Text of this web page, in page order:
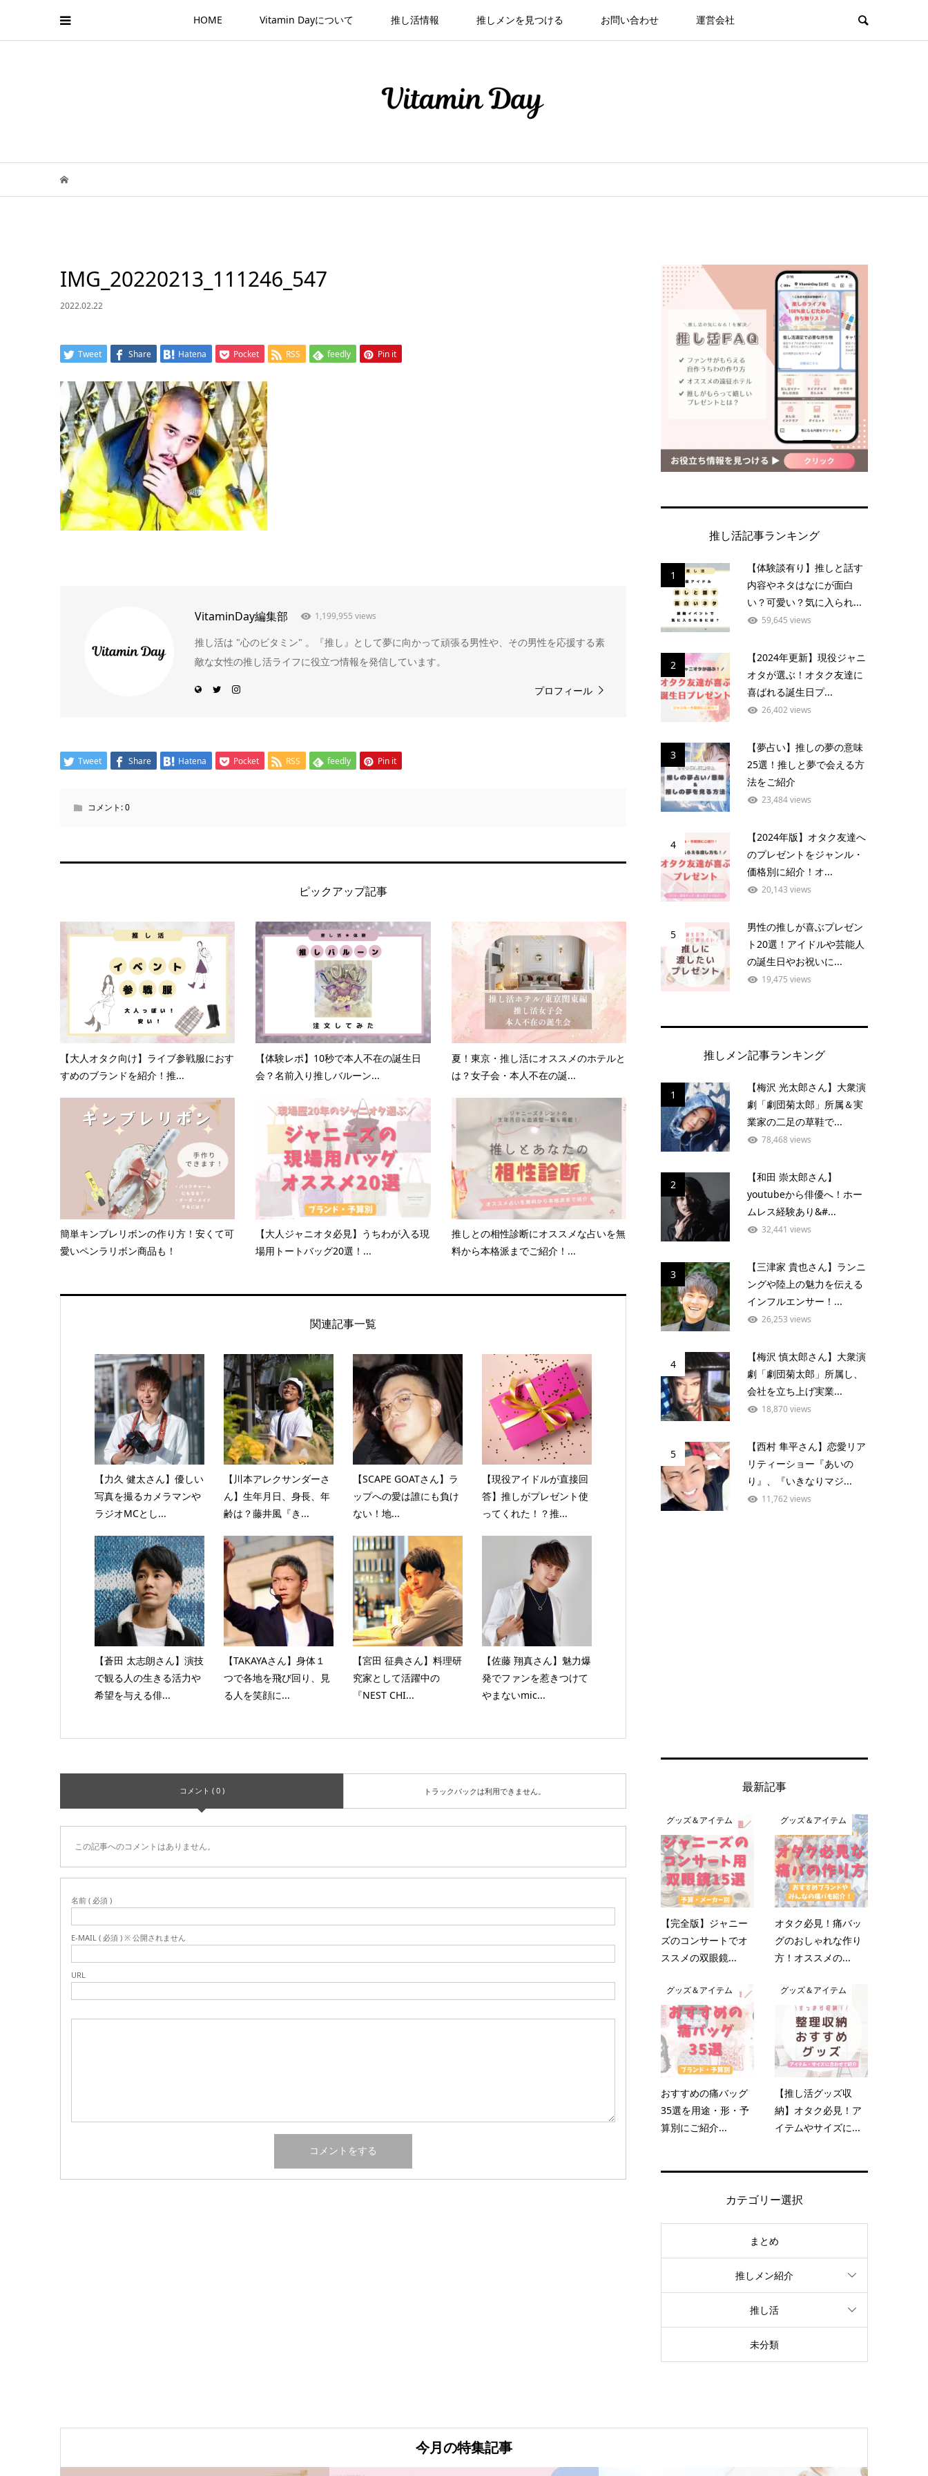
HOME Vitamin Dayについて 推し活情報 推しメンを見つける お問い合わせ 運営会社
IMG_20220213_111246_547
2022.02.22
Tweet Share Hatena Pocket RSS feedly Pin it
VitaminDay編集部 1,199,955 views
推し活は "心のビタミン" 。『推し』として夢に向かって頑張る男性や、その男性を応援する素
敵な女性の推し活ライフに役立つ情報を発信しています。
プロフィール
Tweet Share Hatena Pocket RSS feedly Pin it
コメント:0
ピックアップ記事
【大人オタク向け】ライブ参戦服におす
すめのブランドを紹介！推...
【体験レポ】10秒で本人不在の誕生日
会？名前入り推しバルーン...
夏！東京・推し活にオススメのホテルと
は？女子会・本人不在の誕...
簡単キンブレリボンの作り方！安くて可
愛いペンラリボン商品も！
【大人ジャニオタ必見】うちわが入る現
場用トートバッグ20選！...
推しとの相性診断にオススメな占いを無
料から本格派までご紹介！...
関連記事一覧
【力久 健太さん】優しい
写真を撮るカメラマンや
ラジオMCとし...
【川本アレクサンダーさ
ん】生年月日、身長、年
齢は？藤井風『き...
【SCAPE GOATさん】ラ
ップへの愛は誰にも負け
ない！地...
【現役アイドルが直接回
答】推しがプレゼント使
ってくれた！？推...
【蒼田 太志朗さん】演技
で観る人の生きる活力や
希望を与える俳...
【TAKAYAさん】身体１
つで各地を飛び回り、見
る人を笑顔に...
【宮田 征典さん】料理研
究家として活躍中の
『NEST CHI...
【佐藤 翔真さん】魅力爆
発でファンを惹きつけて
やまないmic...
コメント ( 0 ) トラックバックは利用できません。
この記事へのコメントはありません。
名前 ( 必須 )
E-MAIL ( 必須 ) ※ 公開されません
URL
推し活記事ランキング
1
【体験談有り】推しと話す
内容やネタはなにが面白
い？可愛い？気に入られ...
59,645 views
2
【2024年更新】現役ジャニ
オタが選ぶ！オタク友達に
喜ばれる誕生日プ...
26,402 views
3
【夢占い】推しの夢の意味
25選！推しと夢で会える方
法をご紹介
23,484 views
4
【2024年版】オタク友達へ
のプレゼントをジャンル・
価格別に紹介！オ...
20,143 views
5
男性の推しが喜ぶプレゼン
ト20選！アイドルや芸能人
の誕生日やお祝いに...
19,475 views
推しメン記事ランキング
1
【梅沢 光太郎さん】大衆演
劇「劇団菊太郎」所属＆実
業家の二足の草鞋で...
78,468 views
2
【和田 崇太郎さん】
youtubeから俳優へ！ホー
ムレス経験あり&#...
32,441 views
3
【三津家 貴也さん】ランニ
ングや陸上の魅力を伝える
インフルエンサー！...
26,253 views
4
【梅沢 慎太郎さん】大衆演
劇「劇団菊太郎」所属し、
会社を立ち上げ実業...
18,870 views
5
【西村 隼平さん】恋愛リア
リティーショー『あいの
り』、『いきなりマジ...
11,762 views
最新記事
グッズ＆アイテム
【完全版】ジャニー
ズのコンサートでオ
ススメの双眼鏡...
グッズ＆アイテム
オタク必見！痛バッ
グのおしゃれな作り
方！オススメの...
グッズ＆アイテム
おすすめの痛バッグ
35選を用途・形・予
算別にご紹介...
グッズ＆アイテム
【推し活グッズ収
納】オタク必見！ア
イテムやサイズに...
カテゴリー選択
まとめ
推しメン紹介
推し活
未分類
今月の特集記事